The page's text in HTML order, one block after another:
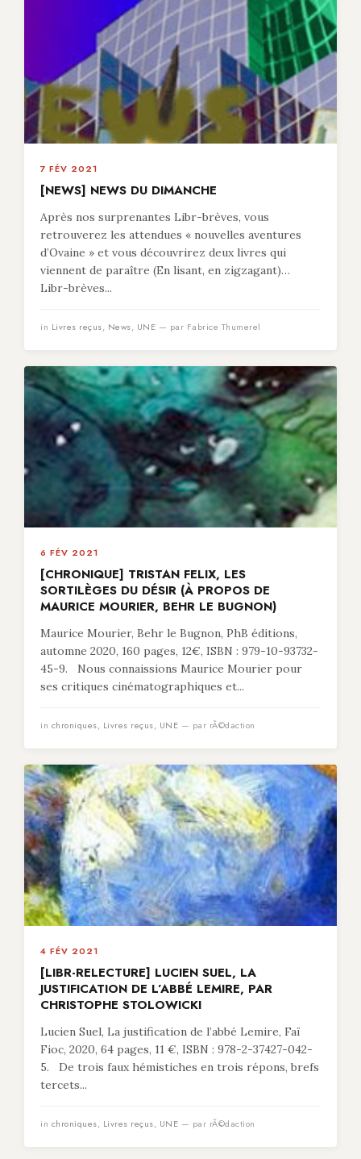
7 FÉV 2021
[NEWS] NEWS DU DIMANCHE
Après nos surprenantes Libr-brèves, vous
retrouverez les attendues « nouvelles aventures
d’Ovaine » et vous découvrirez deux livres qui
viennent de paraître (En lisant, en zigzagant)…
Libr-brèves...
in Livres reçus, News, UNE — par Fabrice Thumerel
6 FÉV 2021
[CHRONIQUE] TRISTAN FELIX, LES
SORTILÈGES DU DÉSIR (À PROPOS DE
MAURICE MOURIER, BEHR LE BUGNON)
Maurice Mourier, Behr le Bugnon, PhB éditions,
automne 2020, 160 pages, 12€, ISBN : 979-10-93732-
45-9. Nous connaissions Maurice Mourier pour
ses critiques cinématographiques et...
in chroniques, Livres reçus, UNE — par rÃ©daction
4 FÉV 2021
[LIBR-RELECTURE] LUCIEN SUEL, LA
JUSTIFICATION DE L’ABBÉ LEMIRE, PAR
CHRISTOPHE STOLOWICKI
Lucien Suel, La justification de l’abbé Lemire, Faï
Fioc, 2020, 64 pages, 11 €, ISBN : 978-2-37427-042-
5. De trois faux hémistiches en trois répons, brefs
tercets...
in chroniques, Livres reçus, UNE — par rÃ©daction